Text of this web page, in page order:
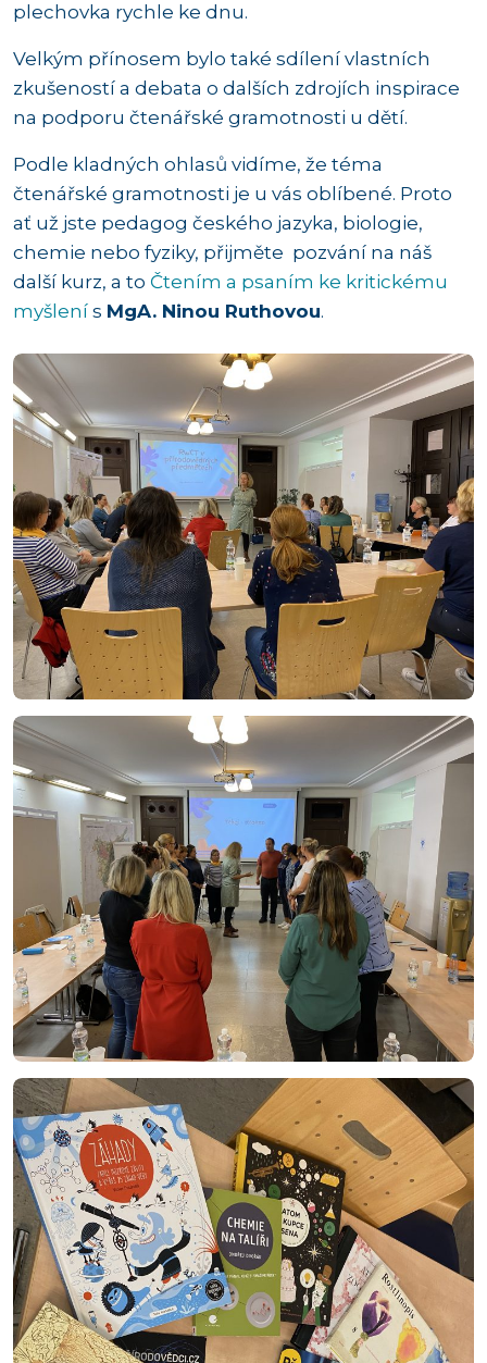
plechovka rychle ke dnu.
Velkým přínosem bylo také sdílení vlastních
zkušeností a debata o dalších zdrojích inspirace
na podporu čtenářské gramotnosti u dětí.
Podle kladných ohlasů vidíme, že téma
čtenářské gramotnosti je u vás oblíbené. Proto
ať už jste pedagog českého jazyka, biologie,
chemie nebo fyziky, přijměte pozvání na náš
další kurz, a to Čtením a psaním ke kritickému
myšlení s MgA. Ninou Ruthovou.